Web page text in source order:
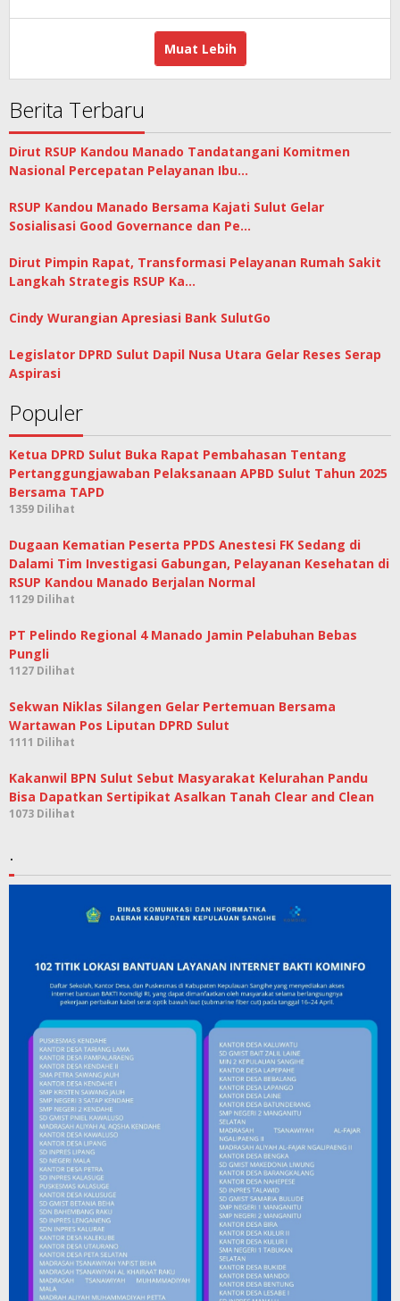
Muat Lebih
Berita Terbaru
Dirut RSUP Kandou Manado Tandatangani Komitmen
Nasional Percepatan Pelayanan Ibu…
RSUP Kandou Manado Bersama Kajati Sulut Gelar
Sosialisasi Good Governance dan Pe…
Dirut Pimpin Rapat, Transformasi Pelayanan Rumah Sakit
Langkah Strategis RSUP Ka…
Cindy Wurangian Apresiasi Bank SulutGo
Legislator DPRD Sulut Dapil Nusa Utara Gelar Reses Serap
Aspirasi
Populer
Ketua DPRD Sulut Buka Rapat Pembahasan Tentang
Pertanggungjawaban Pelaksanaan APBD Sulut Tahun 2025
Bersama TAPD
1359 Dilihat
Dugaan Kematian Peserta PPDS Anestesi FK Sedang di
Dalami Tim Investigasi Gabungan, Pelayanan Kesehatan di
RSUP Kandou Manado Berjalan Normal
1129 Dilihat
PT Pelindo Regional 4 Manado Jamin Pelabuhan Bebas
Pungli
1127 Dilihat
Sekwan Niklas Silangen Gelar Pertemuan Bersama
Wartawan Pos Liputan DPRD Sulut
1111 Dilihat
Kakanwil BPN Sulut Sebut Masyarakat Kelurahan Pandu
Bisa Dapatkan Sertipikat Asalkan Tanah Clear and Clean
1073 Dilihat
.